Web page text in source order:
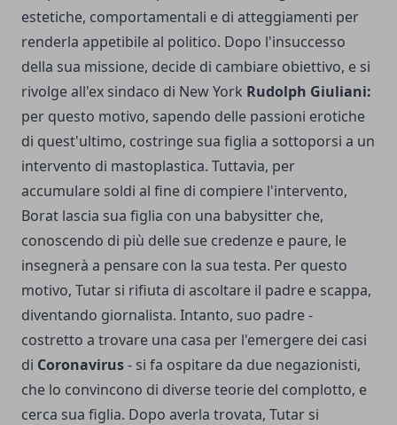
estetiche, comportamentali e di atteggiamenti per
renderla appetibile al politico. Dopo l'insuccesso
della sua missione, decide di cambiare obiettivo, e si
rivolge all'ex sindaco di New York Rudolph Giuliani:
per questo motivo, sapendo delle passioni erotiche
di quest'ultimo, costringe sua figlia a sottoporsi a un
intervento di mastoplastica. Tuttavia, per
accumulare soldi al fine di compiere l'intervento,
Borat lascia sua figlia con una babysitter che,
conoscendo di più delle sue credenze e paure, le
insegnerà a pensare con la sua testa. Per questo
motivo, Tutar si rifiuta di ascoltare il padre e scappa,
diventando giornalista. Intanto, suo padre -
costretto a trovare una casa per l'emergere dei casi
di Coronavirus- si fa ospitare da due negazionisti,
che lo convincono di diverse teorie del complotto, e
cerca sua figlia. Dopo averla trovata, Tutar si